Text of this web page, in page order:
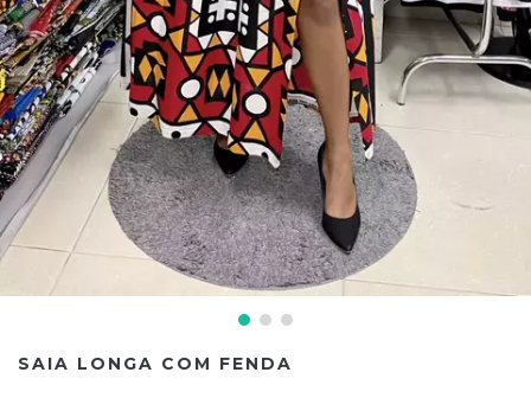
SAIA LONGA COM FENDA